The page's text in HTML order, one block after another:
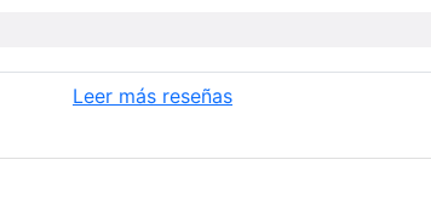
Leer más reseñas